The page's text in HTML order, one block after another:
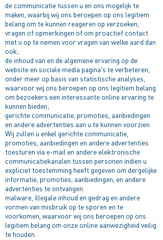
de communicatie tussen u en ons mogelijk te
maken, waarbij wij ons beroepen op ons legitiem
belang om te kunnen reageren op verzoeken,
vragen of opmerkingen of om proactief contact
met u op te nemen voor vragen van welke aard dan
ook;
de inhoud van en de algemene ervaring op de
website en sociale media pagina's te verbeteren,
onder meer op basis van statistische analyses,
waarvoor wij ons beroepen op ons legitiem belang
om bezoekers een interessante online ervaring te
kunnen bieden;
gerichte communicatie, promoties, aanbiedingen
en andere advertenties aan u te kunnen voorzien.
Wij zullen u enkel gerichte communicatie,
promoties, aanbiedingen en andere advertenties
toesturen via e-mail en andere elektronische
communicatiekanalen tussen personen indien u
expliciet toestemming heeft gegeven om dergelijke
informatie, promoties, aanbiedingen, en andere
advertenties te ontvangen.
malware, illegale inhoud en gedrag en andere
vormen van misbruik op te sporen en te
voorkomen, waarvoor wij ons beroepen op ons
legitiem belang om onze online aanwezigheid veilig
te houden.